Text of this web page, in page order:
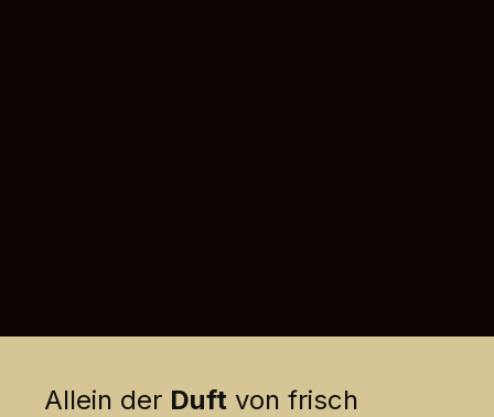
Allein der Duft von frisch